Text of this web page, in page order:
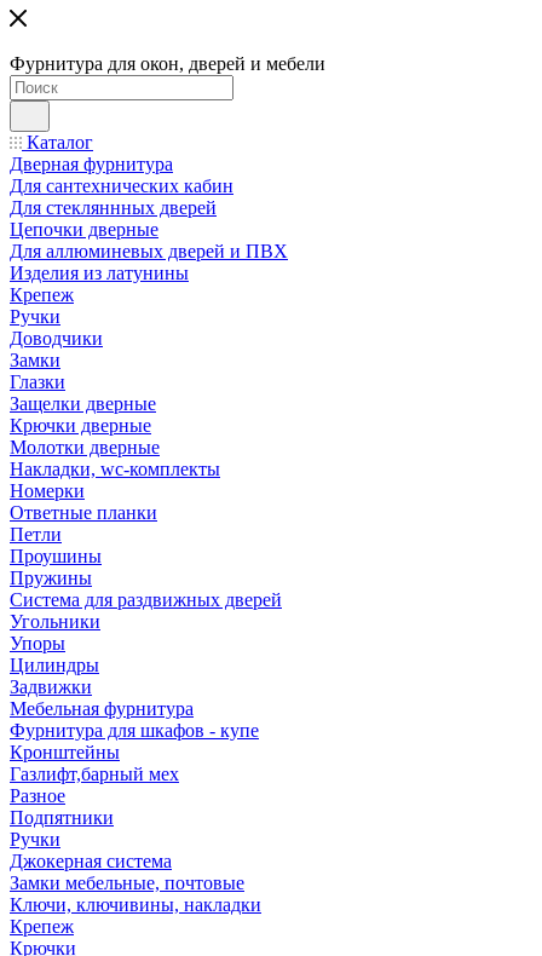
Фурнитура для окон, дверей и мебели
Каталог
Дверная фурнитура
Для сантехнических кабин
Для стекляннных дверей
Цепочки дверные
Для аллюминевых дверей и ПВХ
Изделия из латунины
Крепеж
Ручки
Доводчики
Замки
Глазки
Защелки дверные
Крючки дверные
Молотки дверные
Накладки, wc-комплекты
Номерки
Ответные планки
Петли
Проушины
Пружины
Система для раздвижных дверей
Угольники
Упоры
Цилиндры
Задвижки
Мебельная фурнитура
Фурнитура для шкафов - купе
Кронштейны
Газлифт,барный мех
Разное
Подпятники
Ручки
Джокерная система
Замки мебельные, почтовые
Ключи, ключивины, накладки
Крепеж
Крючки